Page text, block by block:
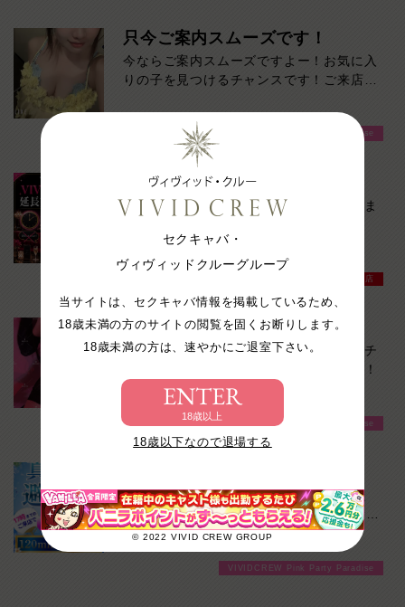
セクキャバ・
ヴィヴィッドクルーグループ
当サイトは、セクキャバ情報を掲載しているため、
18歳未満の方のサイトの閲覧を固くお断りします。
18歳未満の方は、速やかにご退室下さい。
ENTER
18歳以上
18歳以下なので退場する
© 2022 VIVID CREW GROUP
分！その日の予定に合わせてお選びくださ
い！ご来店お待ちしております！
只今ご案内スムーズです！
今ならご案内スムーズですよー！お気に入
りの子を見つけるチャンスです！ご来店お
VIVIDCREW Pink Party Paradise
延長交渉一切無し！
「そろそろお時間ですが、延長どうされま
そんなやり取りが苦手な方へ。
VIVID CREWでは、キャバクラ特有の延長
交渉は一切ありません。
「断りづらい…」
「女の子の前だとNOと言いにくい…」
「気づいたら予算オーバーしていた…」
そんな心配をせず、決めた時間・予算の中
で気楽に楽しめます。
余計な駆け引きはなし。
時間いっぱい楽しんだら、スッキリ終了。
初めての方にも、安心して遊んでいただけ
VIVIDCREW梅田堂山店
総勢10名出勤中！
本日多数出勤中！お気に入りを見つけるチ
ャンスです！ご来店お待ちしております！
VIVIDCREW Pink Party Paradise
皆様17時までまだお時間ありますよ！た
っぷり楽しみたい方は120分6000円！サク
ッと遊んで帰りたい方は60分3000円！で
ご案内可能です！！ご来店お待ちしており
VIVIDCREW Pink Party Paradise